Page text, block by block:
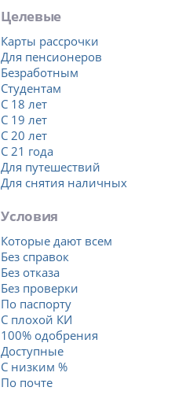
Целевые
Карты рассрочки
Для пенсионеров
Безработным
Студентам
С 18 лет
С 19 лет
С 20 лет
С 21 года
Для путешествий
Для снятия наличных
Условия
Которые дают всем
Без справок
Без отказа
Без проверки
По паспорту
С плохой КИ
100% одобрения
Доступные
С низким %
По почте